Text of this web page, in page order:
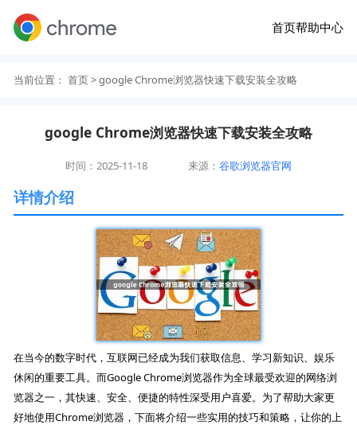
首页帮助中心
当前位置： 首页> google Chrome浏览器快速下载安装全攻略
google Chrome浏览器快速下载安装全攻略
时间：2025-11-18 来源：谷歌浏览器官网
详情介绍
在当今的数字时代，互联网已经成为我们获取信息、学习新知识、娱乐
休闲的重要工具。而Google Chrome浏览器作为全球最受欢迎的网络浏
览器之一，其快速、安全、便捷的特性深受用户喜爱。为了帮助大家更
好地使用Chrome浏览器，下面将介绍一些实用的技巧和策略，让你的上